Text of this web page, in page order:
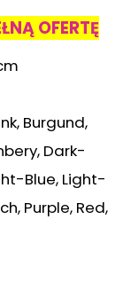
OFERTĘ
Burgund,
Dark-
Blue, Light-
Purple, Red,